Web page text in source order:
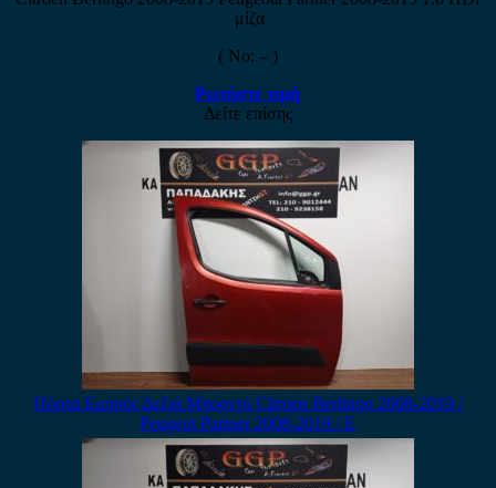
μίζα
( No: – )
Ρωτήστε τιμή
Δείτε επίσης
Πόρτα Εμπρός Δεξιά Μπορντό Citroen Berlingo 2008-2019 /
Peugeot Partner 2008-2019 / Ε